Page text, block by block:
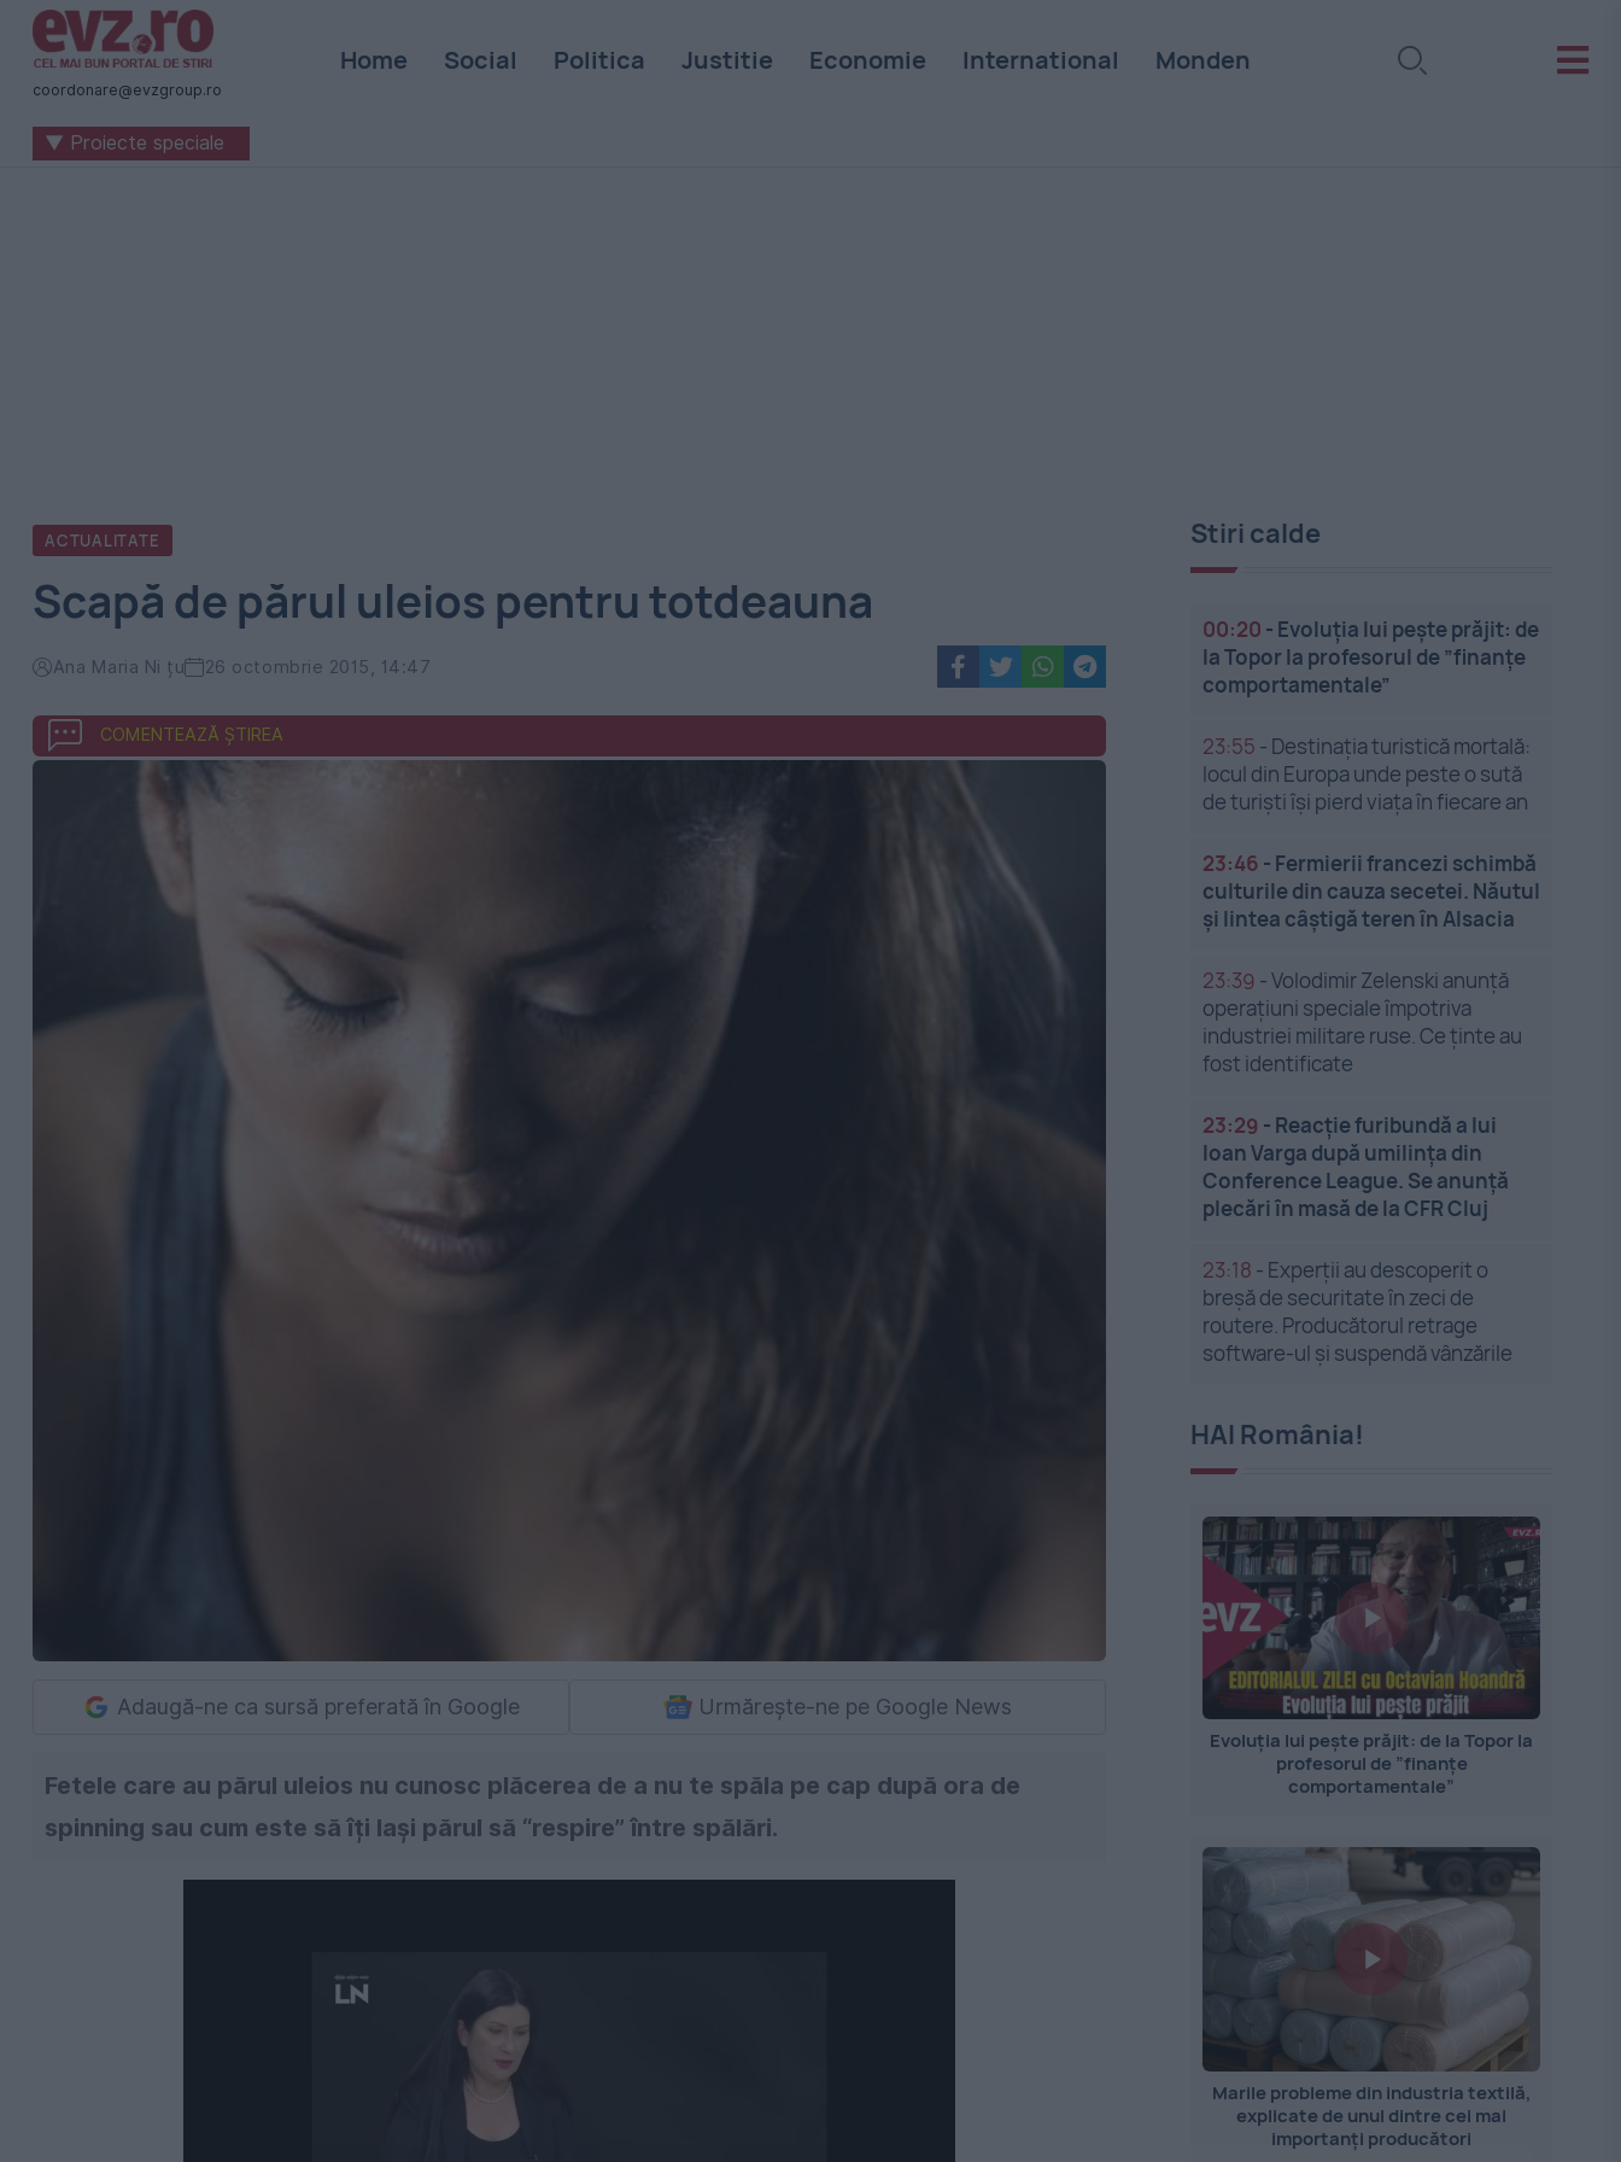
Știri
naționale
internaționale
coordonare@evzgroup.ro
Home Social Politica Justitie Economie International Monden
▼ Proiecte speciale
ACTUALITATE
Scapă de părul uleios pentru totdeauna
Ana Maria Ni țu 26 octombrie 2015, 14:47
COMENTEAZĂ ȘTIREA
Adaugă-ne ca sursă preferată în Google Urmărește-ne pe Google News
Fetele care au părul uleios nu cunosc plăcerea de a nu te spăla pe cap după ora de
spinning sau cum este să îți lași părul să “respire” între spălări.
Stiri calde
00:20 - Evoluția lui pește prăjit: de
la Topor la profesorul de ”finanțe
comportamentale”
23:55 - Destinația turistică mortală:
locul din Europa unde peste o sută
de turiști își pierd viața în fiecare an
23:46 - Fermierii francezi schimbă
culturile din cauza secetei. Năutul
și lintea câștigă teren în Alsacia
23:39 -Volodimir Zelenski anunță
operațiuni speciale împotriva
industriei militare ruse. Ce ținte au
fost identificate
23:29 - Reacție furibundă a lui
Ioan Varga după umilința din
Conference League. Se anunță
plecări în masă de la CFR Cluj
23:18 - Experții au descoperit o
breșă de securitate în zeci de
routere. Producătorul retrage
software-ul și suspendă vânzările
HAI România!
Evoluția lui pește prăjit: de la Topor la
profesorul de ”finanțe
comportamentale”
Marile probleme din industria textilă,
explicate de unul dintre cei mai
importanți producători